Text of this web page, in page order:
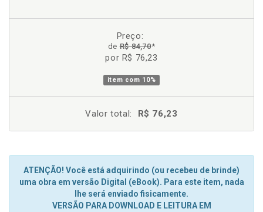
Preço:
deR$ 84,70*
por R$ 76,23
item com 10%
Valor total: R$ 76,23
ATENÇÃO! Você está adquirindo (ou recebeu de brinde)
uma obra em versão Digital (eBook). Para este item, nada
lhe será enviado fisicamente.
VERSÃO PARA DOWNLOAD E LEITURA EM